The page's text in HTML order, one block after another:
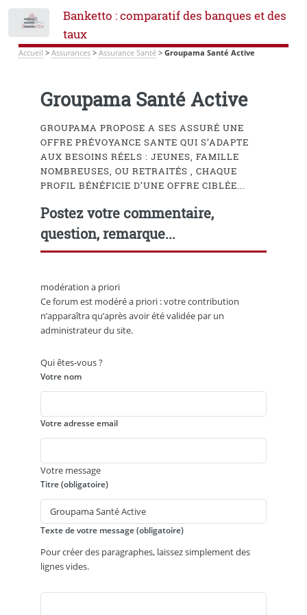
Banketto : comparatif des banques et des
taux
Accueil > Assurances> Assurance Santé> Groupama Santé Active
Groupama Santé Active
GROUPAMA PROPOSE A SES ASSURÉ UNE
OFFRE PRÉVOYANCE SANTE QUI S’ADAPTE
AUX BESOINS RÉELS : JEUNES, FAMILLE
NOMBREUSES, OU RETRAITÉS , CHAQUE
PROFIL BÉNÉFICIE D’UNE OFFRE CIBLÉE...
Postez votre commentaire,
question, remarque...
modération a priori
Ce forum est modéré a priori : votre contribution
n’apparaîtra qu’après avoir été validée par un
administrateur du site.
Qui êtes-vous ?
Votre nom
Votre adresse email
Votre message
Titre (obligatoire)
Texte de votre message (obligatoire)
Pour créer des paragraphes, laissez simplement des
lignes vides.